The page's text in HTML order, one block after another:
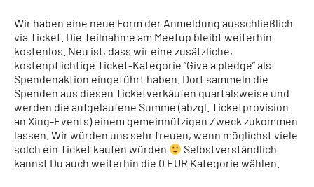
Wir haben eine neue Form der Anmeldung ausschließlich
via Ticket. Die Teilnahme am Meetup bleibt weiterhin
kostenlos. Neu ist, dass wir eine zusätzliche,
kostenpflichtige Ticket-Kategorie “Give a pledge” als
Spendenaktion eingeführt haben. Dort sammeln die
Spenden aus diesen Ticketverkäufen quartalsweise und
werden die aufgelaufene Summe (abzgl. Ticketprovision
an Xing-Events) einem gemeinnützigen Zweck zukommen
lassen. Wir würden uns sehr freuen, wenn möglichst viele
solch ein Ticket kaufen würden
Selbstverständlich
kannst Du auch weiterhin die 0 EUR Kategorie wählen.